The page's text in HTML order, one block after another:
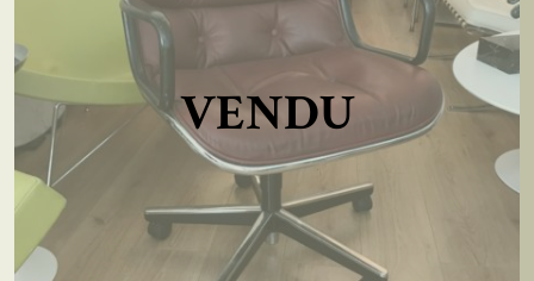
VENDU